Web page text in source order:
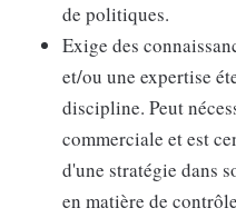
de politiques.
Exige des
et/ou une expertise
discipline. Peut
commerciale et est
d'une stratégie dans
en matière de